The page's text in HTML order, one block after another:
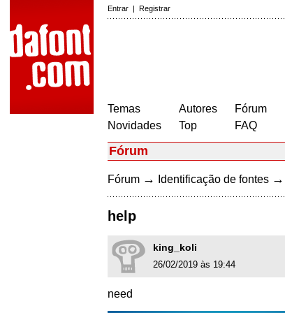
Entrar | Registrar
Temas
Novidades
Autores
Top
Fórum
FAQ
Fórum
Fórum → Identificação de fontes →
help
king_koli
26/02/2019 às 19:44
need